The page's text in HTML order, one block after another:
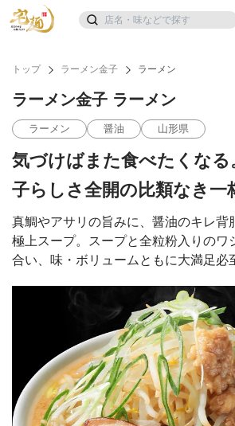
トップ ラーメン金子 ラーメン
ラーメン金子 ラーメン
ラーメン 醤油 山形県
気づけばまた食べたくな
子らしさ全開の比類なき一
真鯛やアサリの旨みに、醤油のキレ背
極上スープ。スープと全粒粉入りのワ
合い、味・ボリュームともに大満足必